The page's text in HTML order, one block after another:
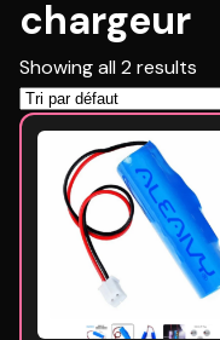
chargeur
Showing all 2 results